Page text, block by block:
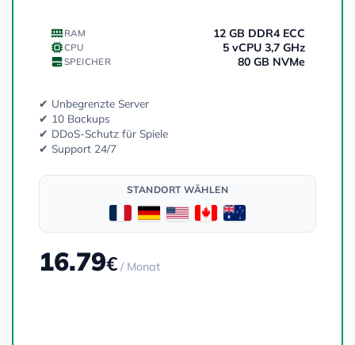
RAM 12 GB DDR4 ECC
CPU 5 vCPU 3,7 GHz
SPEICHER 80 GB NVMe
✔ Unbegrenzte Server
✔ 10 Backups
✔ DDoS-Schutz für Spiele
✔ Support 24/7
STANDORT WÄHLEN
16.79€ / Monat